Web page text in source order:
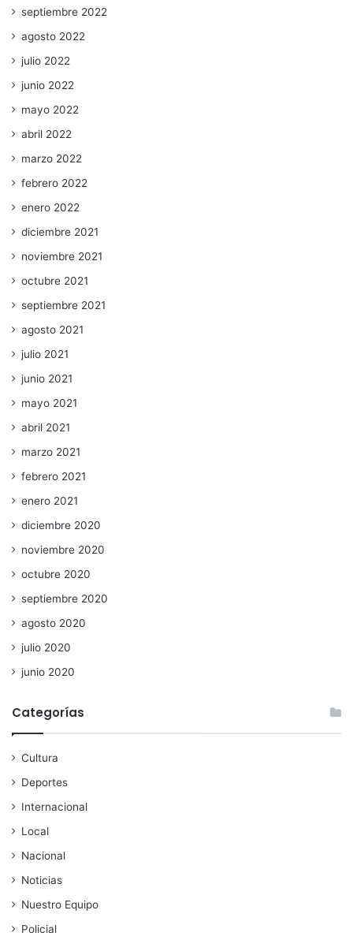
septiembre 2022
agosto 2022
julio 2022
junio 2022
mayo 2022
abril 2022
marzo 2022
febrero 2022
enero 2022
diciembre 2021
noviembre 2021
octubre 2021
septiembre 2021
agosto 2021
julio 2021
junio 2021
mayo 2021
abril 2021
marzo 2021
febrero 2021
enero 2021
diciembre 2020
noviembre 2020
octubre 2020
septiembre 2020
agosto 2020
julio 2020
junio 2020
Categorías
Cultura
Deportes
Internacional
Local
Nacional
Noticias
Nuestro Equipo
Policial